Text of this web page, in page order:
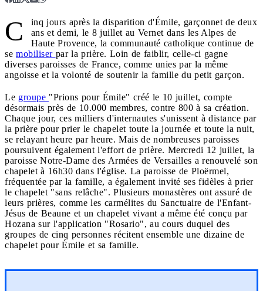
C
inq jours après la disparition d'Émile, garçonnet de deux
ans et demi, le 8 juillet au Vernet dans les Alpes de
Haute Provence, la communauté catholique continue de
se mobiliser par la prière. Loin de faiblir, celle-ci gagne
diverses paroisses de France, comme unies par la même
angoisse et la volonté de soutenir la famille du petit garçon.
Le groupe "Prions pour Émile" créé le 10 juillet, compte
désormais près de 10.000 membres, contre 800 à sa création.
Chaque jour, ces milliers d'internautes s'unissent à distance par
la prière pour prier le chapelet toute la journée et toute la nuit,
se relayant heure par heure. Mais de nombreuses paroisses
poursuivent également l'effort de prière. Mercredi 12 juillet, la
paroisse Notre-Dame des Armées de Versailles a renouvelé son
chapelet à 16h30 dans l'église. La paroisse de Ploërmel,
fréquentée par la famille, a également invité ses fidèles à prier
le chapelet "sans relâche". Plusieurs monastères ont assuré de
leurs prières, comme les carmélites du Sanctuaire de l'Enfant-
Jésus de Beaune et un chapelet vivant a même été conçu par
Hozana sur l'application "Rosario", au cours duquel des
groupes de cinq personnes récitent ensemble une dizaine de
chapelet pour Émile et sa famille.